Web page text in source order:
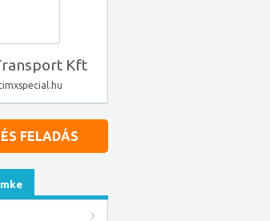
Kft
FELADÁS